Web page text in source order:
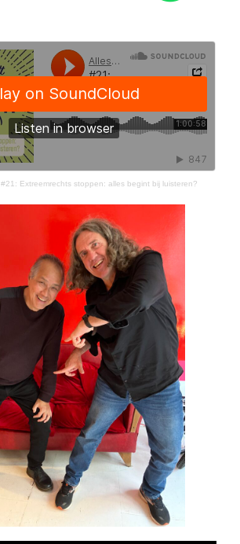
#21: Extreemrechts stoppen: alles begint bij luisteren?